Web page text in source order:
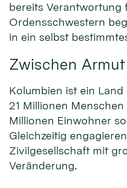
bereits Verantwortung
Ordensschwestern
in ein selbst
Zwischen
Kolumbien ist ein
21 Millionen
Millionen Einwohner
Gleichzeitig
Zivilgesellschaft mit
Veränderung.